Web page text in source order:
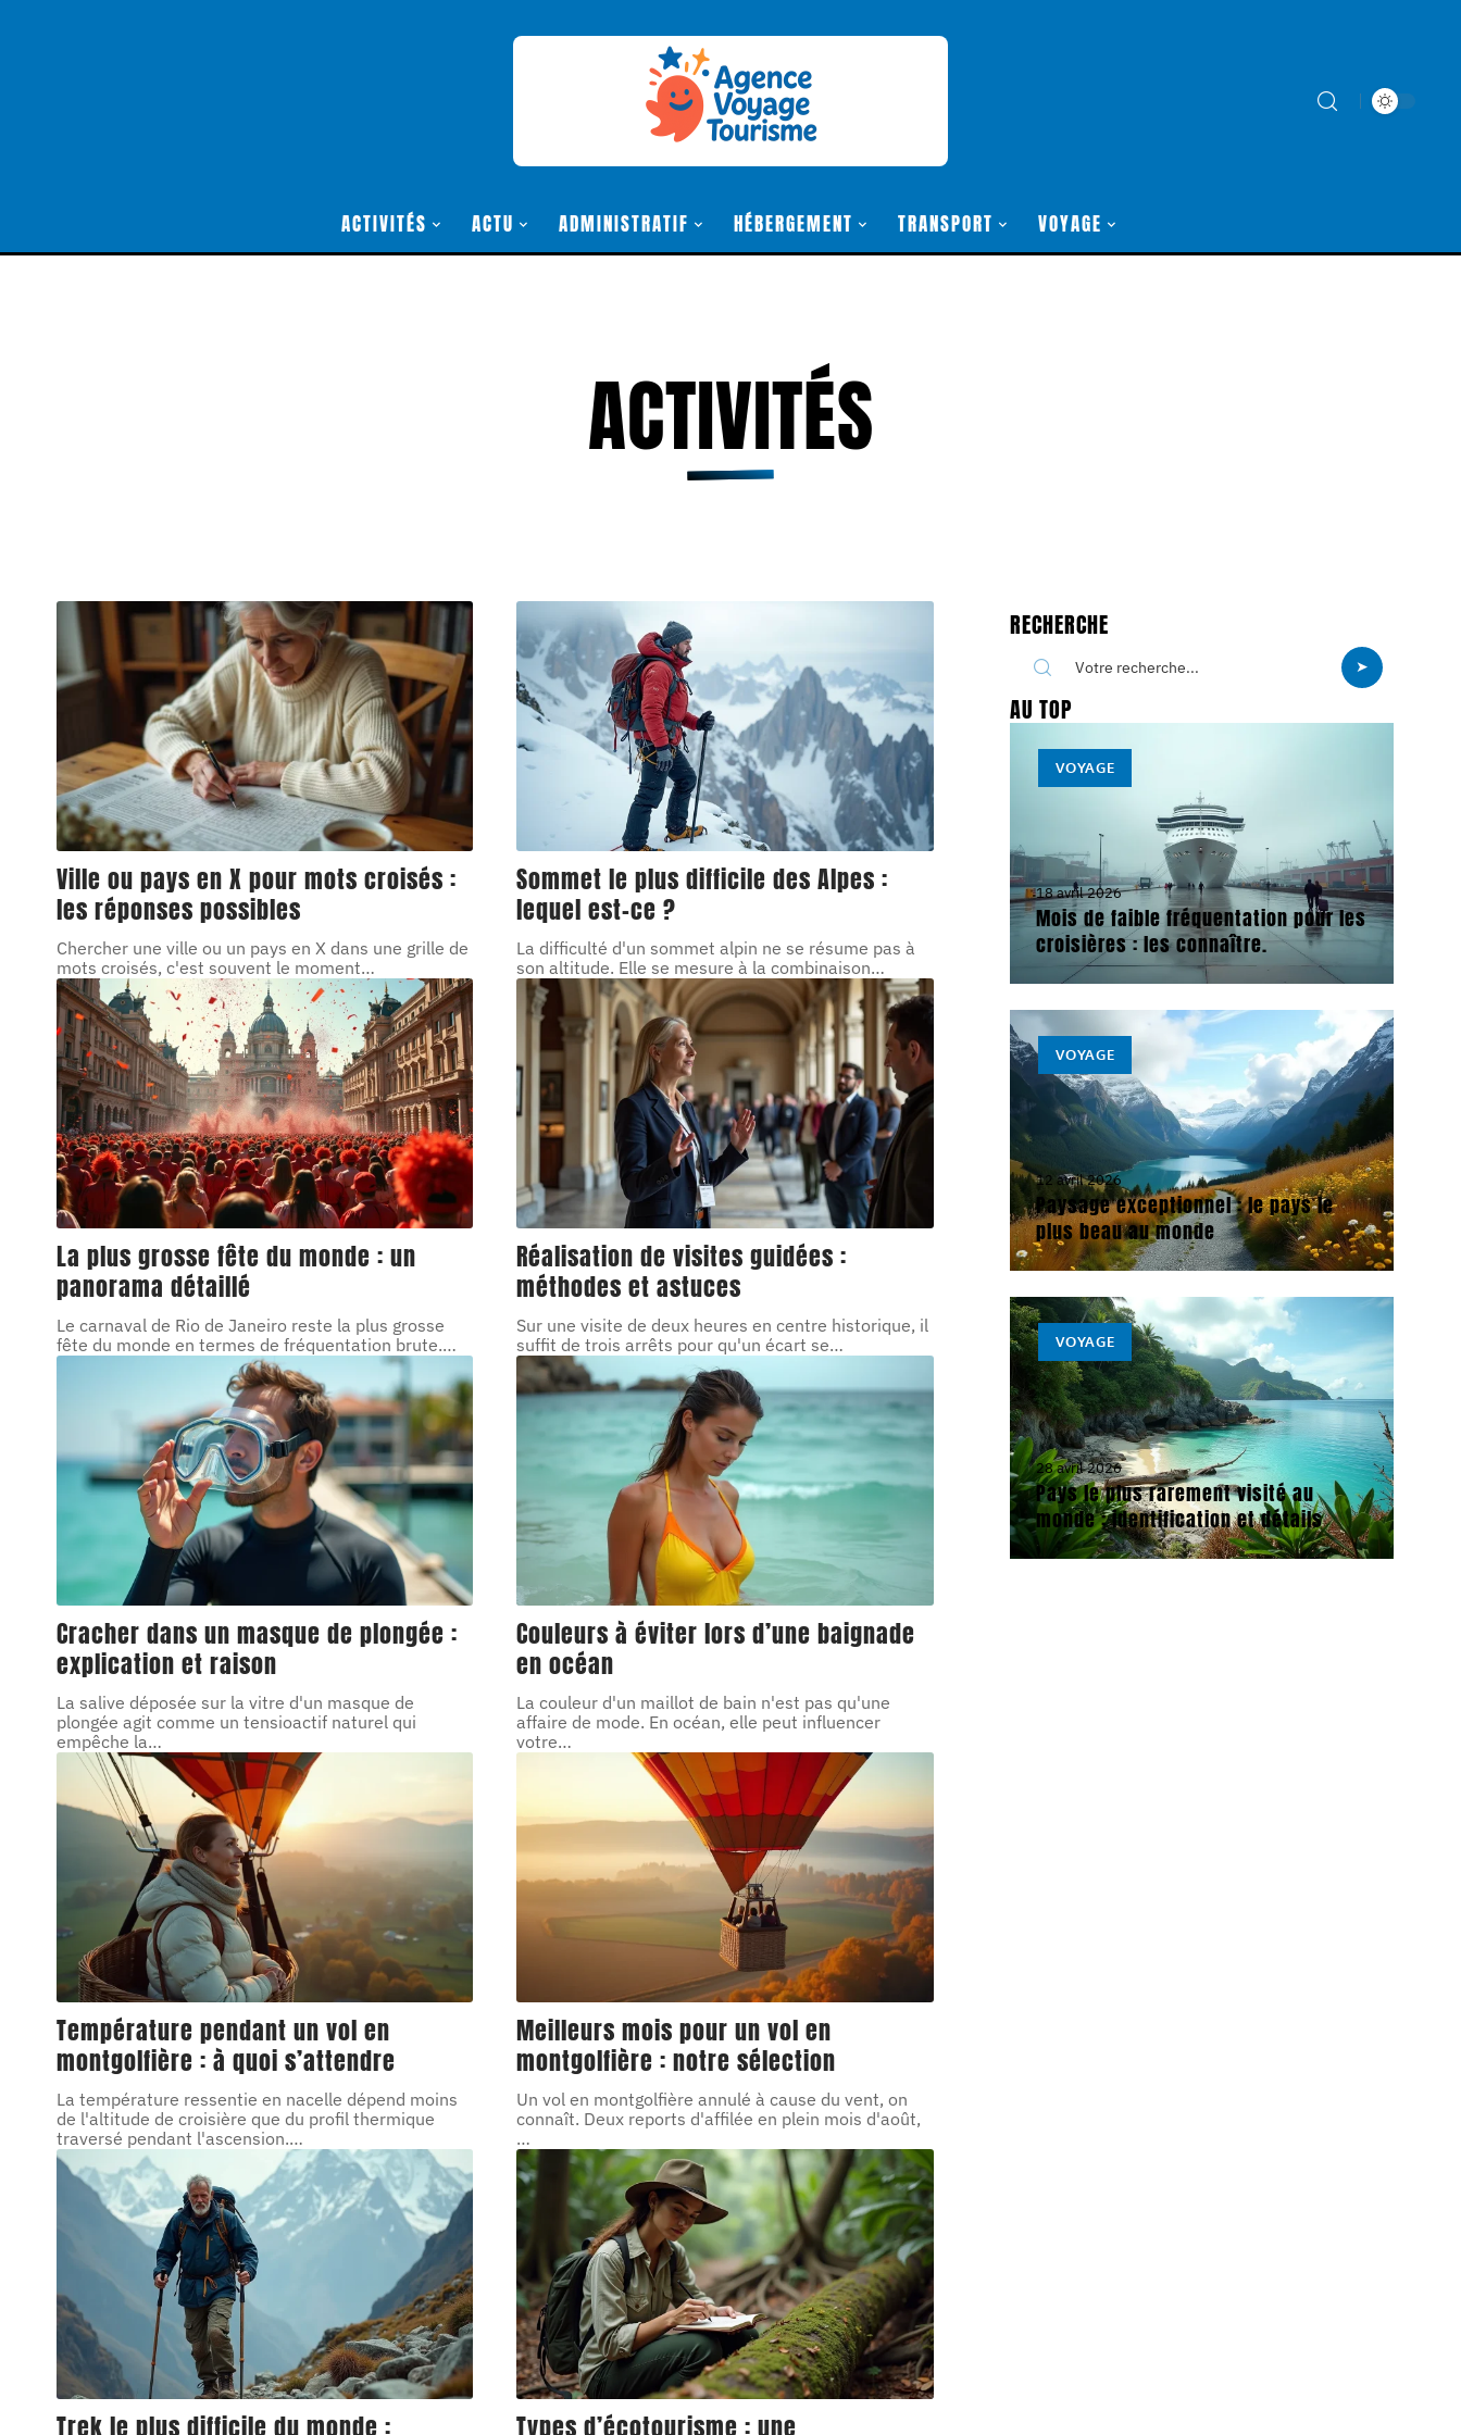
ACTIVITÉS ACTU ADMINISTRATIF HÉBERGEMENT TRANSPORT VOYAGE
ACTIVITÉS
Ville ou pays en X pour mots croisés :
les réponses possibles
Chercher une ville ou un pays en X dans une grille de
mots croisés, c'est souvent le moment…
Sommet le plus difficile des Alpes :
lequel est-ce ?
La difficulté d'un sommet alpin ne se résume pas à
son altitude. Elle se mesure à la combinaison…
La plus grosse fête du monde : un
panorama détaillé
Le carnaval de Rio de Janeiro reste la plus grosse
fête du monde en termes de fréquentation brute.…
Réalisation de visites guidées :
méthodes et astuces
Sur une visite de deux heures en centre historique, il
suffit de trois arrêts pour qu'un écart se…
Cracher dans un masque de plongée :
explication et raison
La salive déposée sur la vitre d'un masque de
plongée agit comme un tensioactif naturel qui
empêche la…
Couleurs à éviter lors d’une baignade
en océan
La couleur d'un maillot de bain n'est pas qu'une
affaire de mode. En océan, elle peut influencer
votre…
Température pendant un vol en
montgolfière : à quoi s’attendre
La température ressentie en nacelle dépend moins
de l'altitude de croisière que du profil thermique
traversé pendant l'ascension.…
Meilleurs mois pour un vol en
montgolfière : notre sélection
Un vol en montgolfière annulé à cause du vent, on
connaît. Deux reports d'affilée en plein mois d'août,
…
Trek le plus difficile du monde : Types d’écotourisme : une
RECHERCHE
AU TOP
VOYAGE
18 avril 2026
Mois de faible fréquentation pour les
croisières : les connaître.
VOYAGE
12 avril 2026
Paysage exceptionnel : le pays le
plus beau au monde
VOYAGE
28 avril 2026
Pays le plus rarement visité au
monde : identification et détails